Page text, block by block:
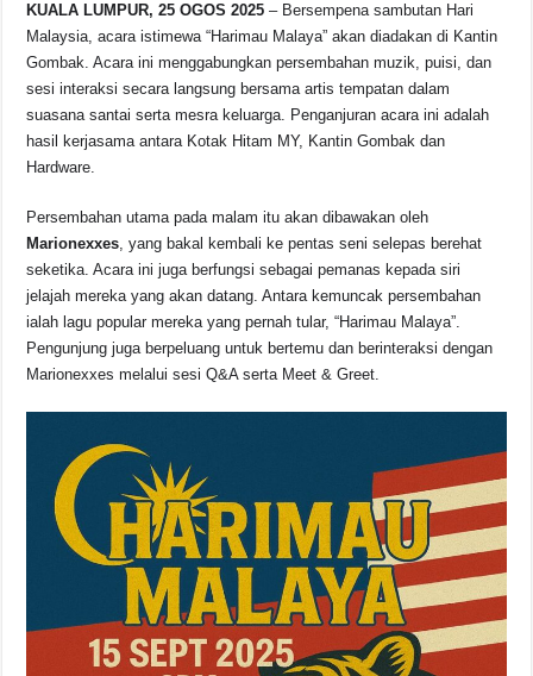
c
e
b
o
o
k
at
s
A
p
e
a
d
s
p
y
Li
n
ar
e
KUALA LUMPUR, 25 OGOS 2025 – Bersempena sambutan Hari
Malaysia, acara istimewa “Harimau Malaya” akan diadakan di Kantin
Gombak. Acara ini menggabungkan persembahan muzik, puisi, dan
sesi interaksi secara langsung bersama artis tempatan dalam
suasana santai serta mesra keluarga. Penganjuran acara ini adalah
hasil kerjasama antara Kotak Hitam MY, Kantin Gombak dan
Hardware.
Persembahan utama pada malam itu akan dibawakan oleh
Marionexxes, yang bakal kembali ke pentas seni selepas berehat
seketika. Acara ini juga berfungsi sebagai pemanas kepada siri
jelajah mereka yang akan datang. Antara kemuncak persembahan
ialah lagu popular mereka yang pernah tular, “Harimau Malaya”.
Pengunjung juga berpeluang untuk bertemu dan berinteraksi dengan
Marionexxes melalui sesi Q&A serta Meet & Greet.